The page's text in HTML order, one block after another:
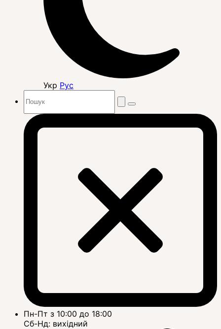
Укр Рус
Пн-Пт з 10:00 до 18:00
Сб-Нд: вихідний